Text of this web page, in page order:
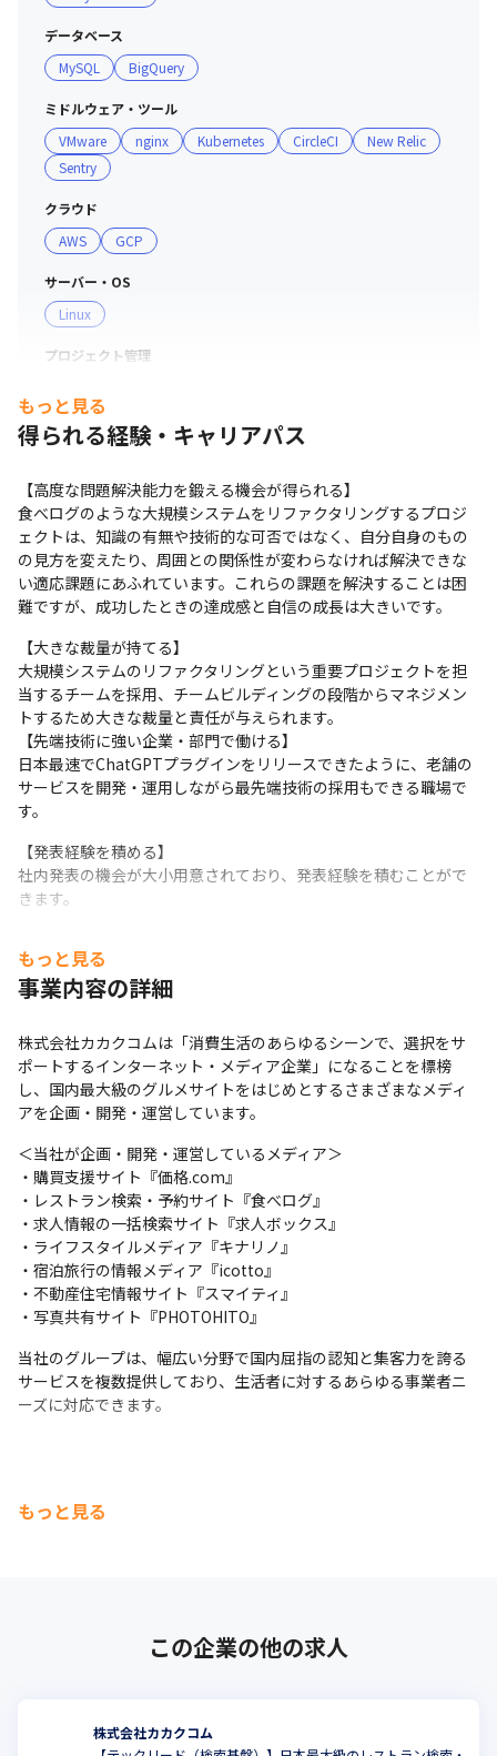
データベース
MySQL
BigQuery
ミドルウェア・ツール
VMware
nginx Kubernetes CircleCI
New Relic
Sentry
クラウド
AWS
GCP
サーバー・OS
Linux
プロジェクト管理
コミュニケーションツール
マーケ・データ分析ツール
Tableau
もっと見る
得られる経験・キャリアパス
【高度な問題解決能力を鍛える機会が得られる】
食べログのような大規模システムをリファクタリングするプロジ
ェクトは、知識の有無や技術的な可否ではなく、自分自身のもの
の見方を変えたり、周囲との関係性が変わらなければ解決できな
い適応課題にあふれています。これらの課題を解決することは困
難ですが、成功したときの達成感と自信の成長は大きいです。
【大きな裁量が持てる】
大規模システムのリファクタリングという重要プロジェクトを担
当するチームを採用、チームビルディングの段階からマネジメン
トするため大きな裁量と責任が与えられます。
【先端技術に強い企業・部門で働ける】
日本最速でChatGPTプラグインをリリースできたように、老舗の
サービスを開発・運用しながら最先端技術の採用もできる職場で
す。
【発表経験を積める】
社内発表の機会が大小用意されており、発表経験を積むことがで
きます。
9000万MAUを持つレストラン検索・予約サイトのシステムを改善
するということは、多くのユーザー、飲食店経営者の生活をより
【その他】
食べ歩きを趣味にしている人が多いため、美味しいお店に詳しく
なれます。
もっと見る
事業内容の詳細
株式会社カカクコムは「消費生活のあらゆるシーンで、選択をサ
ポートするインターネット・メディア企業」になることを標榜
し、国内最大級のグルメサイトをはじめとするさまざまなメディ
アを企画・開発・運営しています。
＜当社が企画・開発・運営しているメディア＞
・購買支援サイト『価格.com』
・レストラン検索・予約サイト『食べログ』
・求人情報の一括検索サイト『求人ボックス』
・ライフスタイルメディア『キナリノ』
・宿泊旅行の情報メディア『icotto』
・不動産住宅情報サイト『スマイティ』
・写真共有サイト『PHOTOHITO』
当社のグループは、幅広い分野で国内屈指の認知と集客力を誇る
サービスを複数提供しており、生活者に対するあらゆる事業者ニ
ーズに対応できます。
もっと見る
この企業の他の求人
株式会社カカクコム